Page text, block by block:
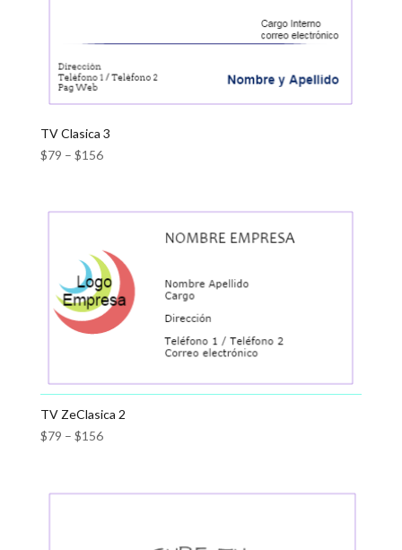
TV Clasica 3
$79 – $156
TV ZeClasica 2
$79 – $156